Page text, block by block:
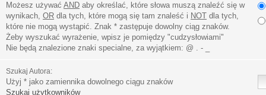
Możesz używać AND aby określać, które słowa muszą znaleźć się w
wynikach, OR dla tych, które mogą się tam znaleść i NOT dla tych,
które nie mogą wystąpić. Znak * zastępuje dowolny ciąg znaków.
Żeby wyszukać wyrażenie, wpisz je pomiędzy "cudzysłowiami"
Nie będą znalezione znaki specialne, za wyjątkiem: @ . - _
Szukaj Autora:
Użyj * jako zamiennika dowolnego ciągu znaków
Szukaj użytkowników